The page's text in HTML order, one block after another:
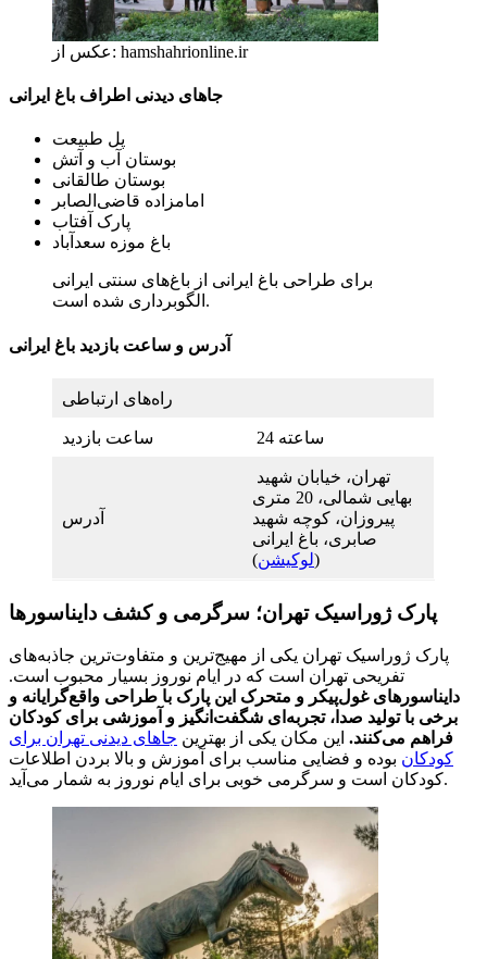
عکس از: hamshahrionline.ir
جاهای دیدنی اطراف باغ ایرانی
پل طبیعت
بوستان آب و آتش
بوستان طالقانی
امامزاده قاضی‌الصابر
پارک آفتاب
باغ موزه سعدآباد
برای طراحی باغ ایرانی از باغ‌های سنتی ایرانی
الگوبرداری شده است.
آدرس و ساعت بازدید باغ ایرانی
راه‌های ارتباطی
ساعت بازدید 24 ساعته
آدرس
بهایی شمالی، 20 متری
پیروزان، کوچه شهید
صابری، باغ ایرانی
(لوکیشن)
پارک ژوراسیک تهران؛ سرگرمی و کشف دایناسورها
پارک ژوراسیک تهران یکی از مهیج‌ترین و متفاوت‌ترین جاذبه‌های
تفریحی تهران است که در ایام نوروز بسیار محبوب است.
دایناسورهای غول‌پیکر و متحرک این پارک با طراحی واقع‌گرایانه و
برخی با تولید صدا، تجربه‌ای شگفت‌انگیز و آموزشی برای کودکان
فراهم می‌کنند. این مکان یکی از بهترین جاهای دیدنی تهران برای
کودکان بوده و فضایی مناسب برای آموزش و بالا بردن اطلاعات
کودکان است و سرگرمی خوبی برای ایام نوروز به شمار می‌آید.